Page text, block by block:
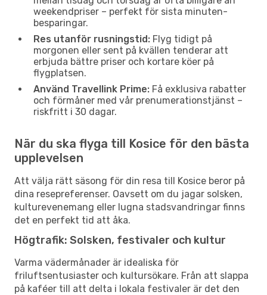
weekendpriser – perfekt för sista minuten-
besparingar.
Res utanför rusningstid: Flyg tidigt på
morgonen eller sent på kvällen tenderar att
erbjuda bättre priser och kortare köer på
flygplatsen.
Använd Travellink Prime: Få exklusiva rabatter
och förmåner med vår prenumerationstjänst –
riskfritt i 30 dagar.
När du ska flyga till Kosice för den bästa
upplevelsen
Att välja rätt säsong för din resa till Kosice beror på
dina resepreferenser. Oavsett om du jagar solsken,
kulturevenemang eller lugna stadsvandringar finns
det en perfekt tid att åka.
Högtrafik: Solsken, festivaler och kultur
Varma vädermånader är idealiska för
friluftsentusiaster och kultursökare. Från att slappa
på kaféer till att delta i lokala festivaler är det den